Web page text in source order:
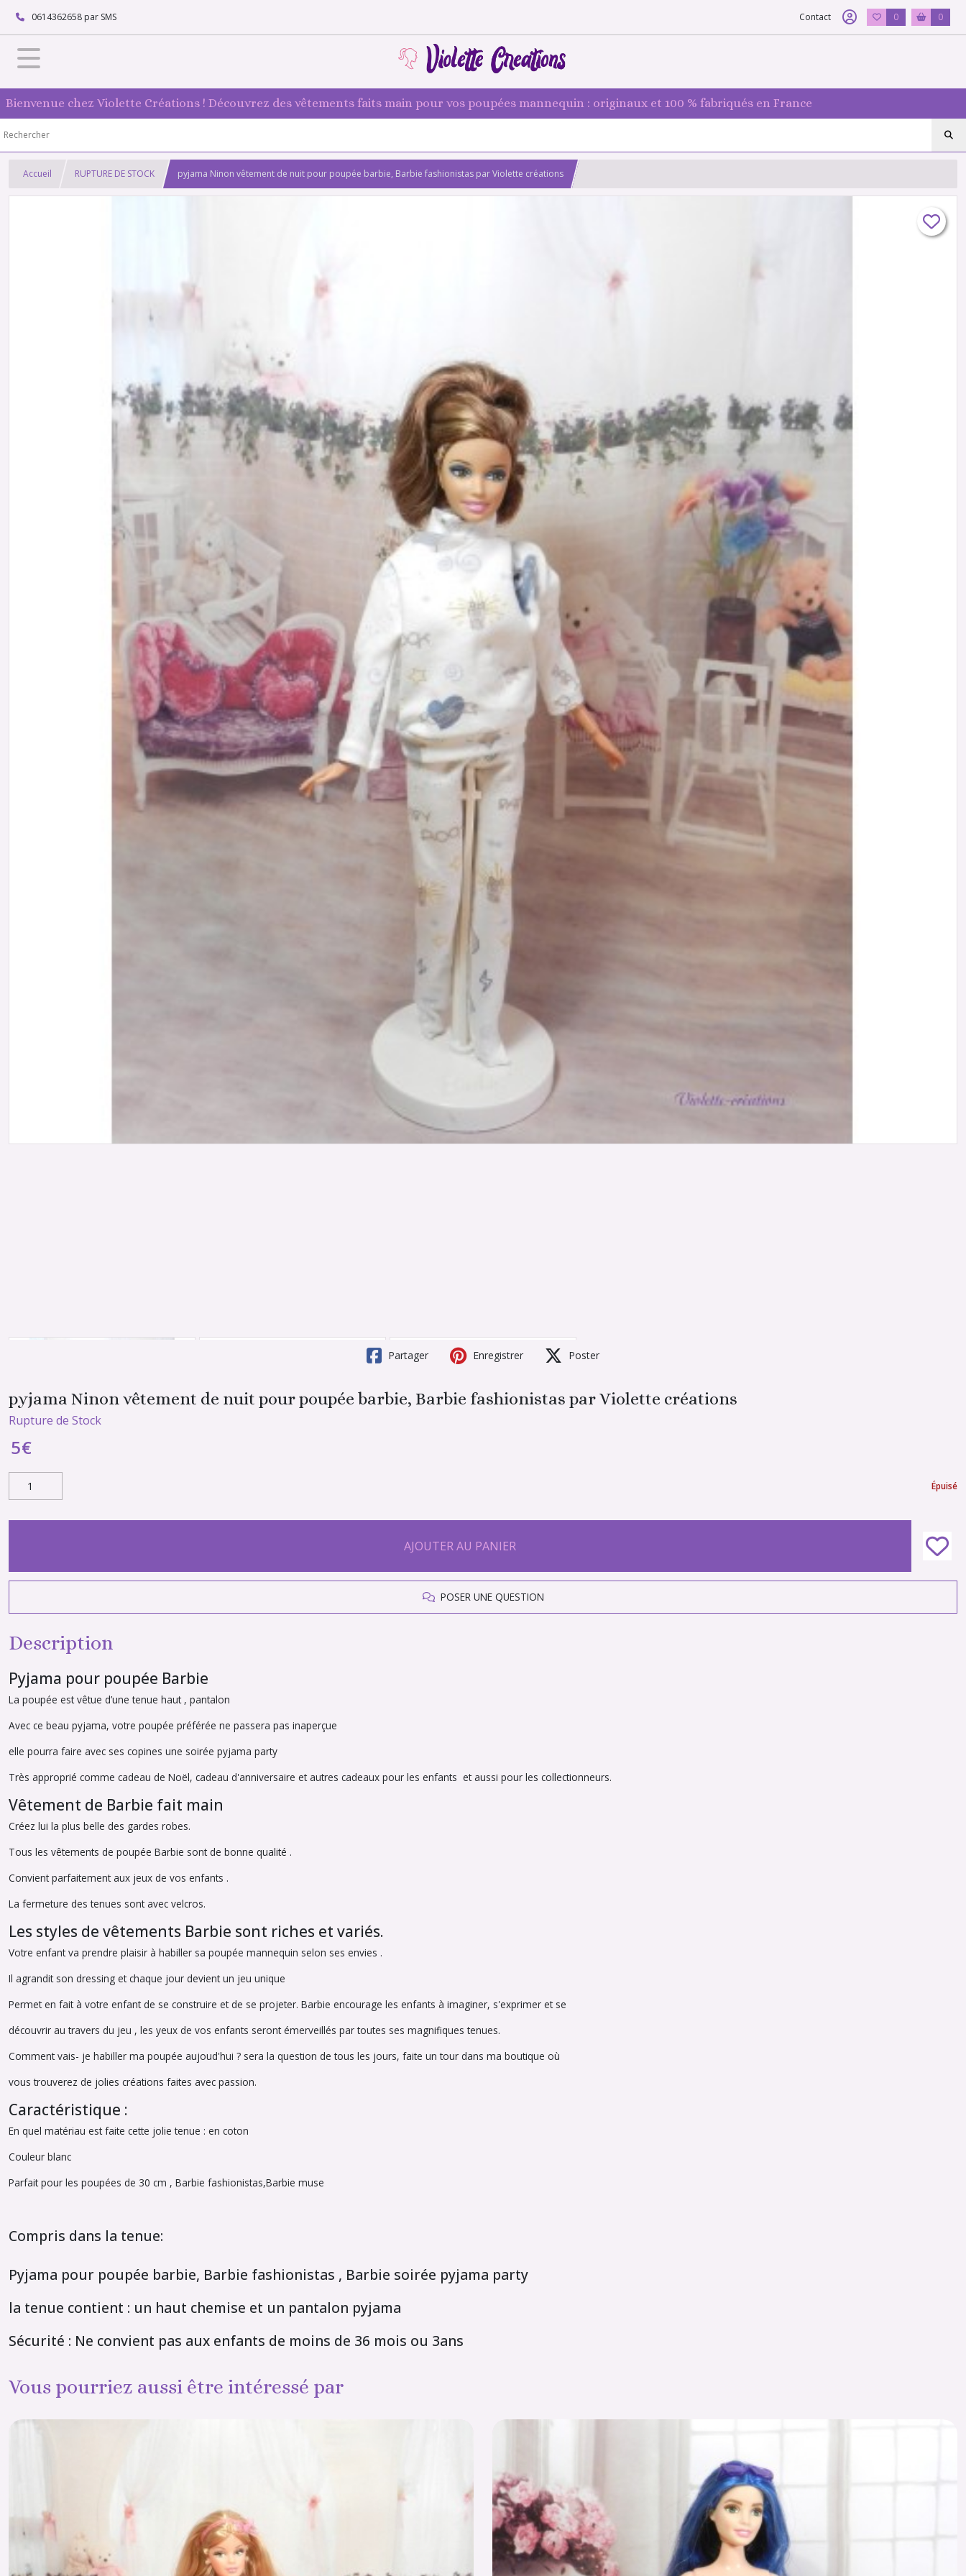
0614362658 par SMS Contact 0 0
Bienvenue chez Violette Créations ! Découvrez des vêtements faits main pour vos poupées mannequin : originaux et 100 % fabriqués en France
Accueil RUPTURE DE STOCK pyjama Ninon vêtement de nuit pour poupée barbie, Barbie fashionistas par Violette créations
Partager Enregistrer Poster
pyjama Ninon vêtement de nuit pour poupée barbie, Barbie fashionistas par Violette créations
Rupture de Stock
5€
Épuisé
AJOUTER AU PANIER
POSER UNE QUESTION
Description
Pyjama pour poupée Barbie
La poupée est vêtue d’une tenue haut , pantalon
Avec ce beau pyjama, votre poupée préférée ne passera pas inaperçue
elle pourra faire avec ses copines une soirée pyjama party
Très approprié comme cadeau de Noël, cadeau d'anniversaire et autres cadeaux pour les enfants et aussi pour les collectionneurs.
Vêtement de Barbie fait main
Créez lui la plus belle des gardes robes.
Tous les vêtements de poupée Barbie sont de bonne qualité .
Convient parfaitement aux jeux de vos enfants .
La fermeture des tenues sont avec velcros.
Les styles de vêtements Barbie sont riches et variés.
Votre enfant va prendre plaisir à habiller sa poupée mannequin selon ses envies .
Il agrandit son dressing et chaque jour devient un jeu unique
Permet en fait à votre enfant de se construire et de se projeter. Barbie encourage les enfants à imaginer, s'exprimer et se
découvrir au travers du jeu , les yeux de vos enfants seront émerveillés par toutes ses magnifiques tenues.
Comment vais- je habiller ma poupée aujoud'hui ? sera la question de tous les jours, faite un tour dans ma boutique où
vous trouverez de jolies créations faites avec passion.
Caractéristique :
En quel matériau est faite cette jolie tenue : en coton
Couleur blanc
Parfait pour les poupées de 30 cm , Barbie fashionistas,Barbie muse
Compris dans la tenue:
Pyjama pour poupée barbie, Barbie fashionistas , Barbie soirée pyjama party
la tenue contient : un haut chemise et un pantalon pyjama
Sécurité : Ne convient pas aux enfants de moins de 36 mois ou 3ans
Vous pourriez aussi être intéressé par